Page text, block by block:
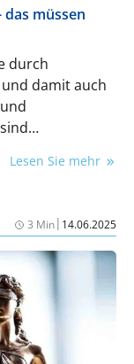
müssen
durch
damit auch
vom
IT-
grundlegend zu
ist am 2.
Lesen Sie mehr
3 Min| 14.06.2025